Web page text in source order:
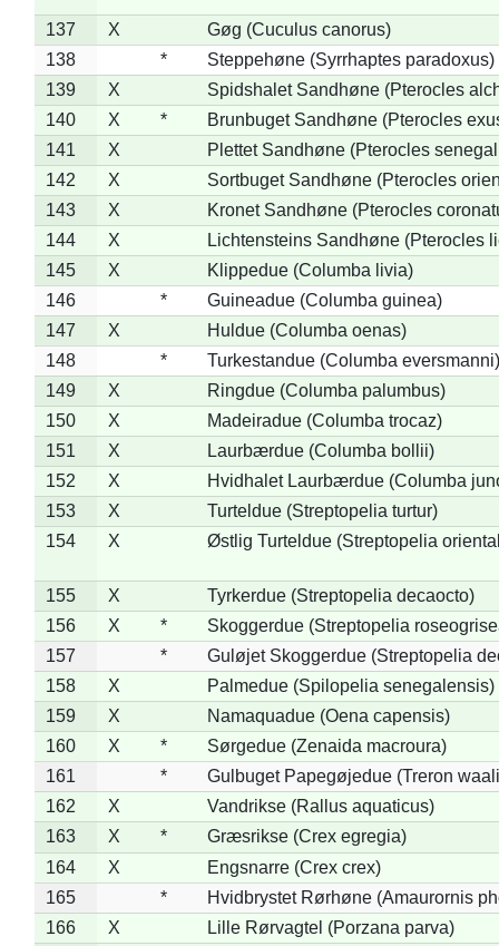
137 X
Gøg (Cuculus canorus)
138
*
Steppehøne (Syrrhaptes paradoxus)
139
X
Spidshalet Sandhøne (Pterocles
140
X *
Brunbuget Sandhøne (Pterocles
141
X
Plettet Sandhøne (Pterocles
142
X
Sortbuget Sandhøne (Pterocles
143
X
Kronet Sandhøne (Pterocles
144
X
Lichtensteins Sandhøne (Pterocles
145
X
Klippedue (Columba livia)
146
*
Guineadue (Columba guinea)
147
X
Huldue (Columba oenas)
148
*
Turkestandue (Columba eversmanni)
149
X
Ringdue (Columba palumbus)
150
X
Madeiradue (Columba trocaz)
151
X
Laurbærdue (Columba bollii)
152
X
Hvidhalet Laurbærdue (Columba
153
X
Turteldue (Streptopelia turtur)
154
X Østlig Turteldue (Streptopelia
155 X
Tyrkerdue (Streptopelia decaocto)
156
X *
Skoggerdue (Streptopelia
157
*
Guløjet Skoggerdue (Streptopelia
158
X
Palmedue (Spilopelia senegalensis)
159
X
Namaquadue (Oena capensis)
160
X *
Sørgedue (Zenaida macroura)
161
*
Gulbuget Papegøjedue (Treron
162
X
Vandrikse (Rallus aquaticus)
163
X *
Græsrikse (Crex egregia)
164
X
Engsnarre (Crex crex)
165
*
Hvidbrystet Rørhøne (Amaurornis
166
X
Lille Rørvagtel (Porzana parva)